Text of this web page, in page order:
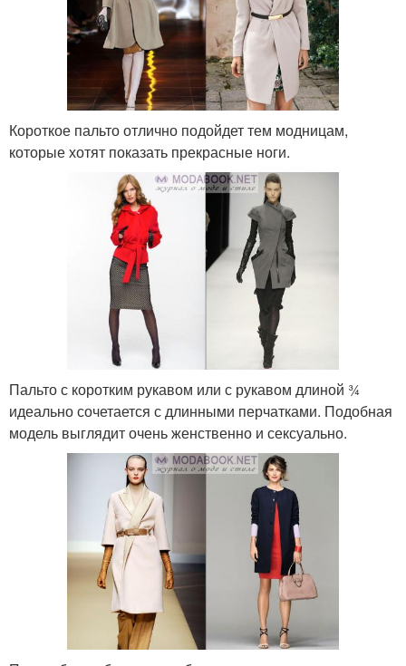
Короткое пальто отлично подойдет тем модницам,
которые хотят показать прекрасные ноги.
Пальто с коротким рукавом или с рукавом длиной ¾
идеально сочетается с длинными перчатками. Подобная
модель выглядит очень женственно и сексуально.